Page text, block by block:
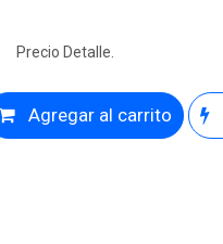
Precio Detalle.
Agregar al carrito